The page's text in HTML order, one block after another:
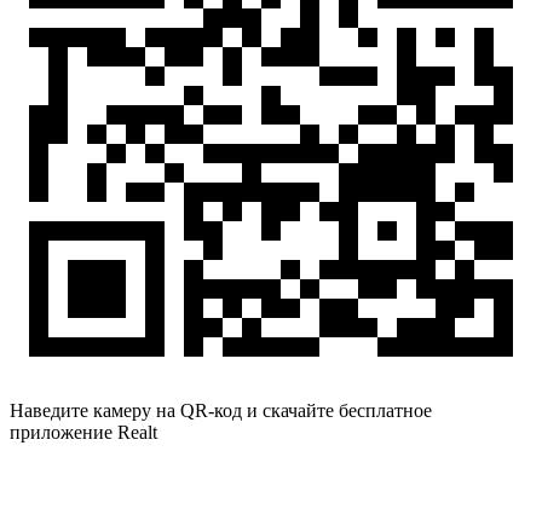
Наведите камеру на QR-код и скачайте бесплатное
приложение Realt